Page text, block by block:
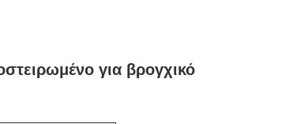
για βρογχικό